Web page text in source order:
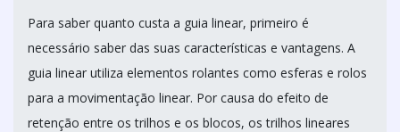
Para saber quanto custa a guia linear, primeiro é
necessário saber das suas características e vantagens. A
guia linear utiliza elementos rolantes como esferas e rolos
para a movimentação linear. Por causa do efeito de
retenção entre os trilhos e os blocos, os trilhos lineares